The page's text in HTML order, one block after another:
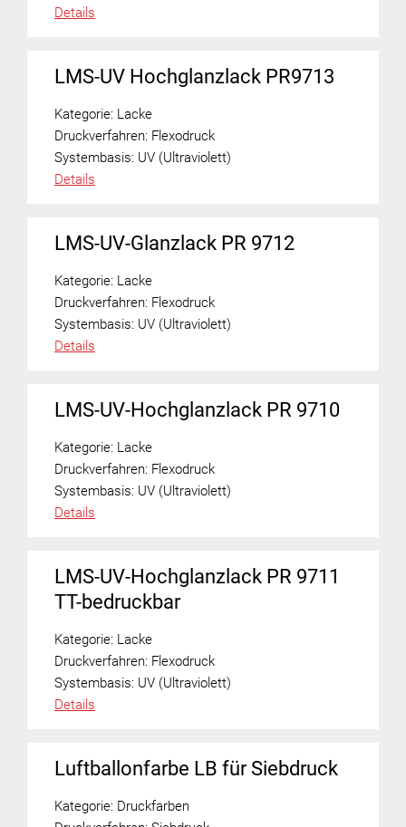
Details
LMS-UV Hochglanzlack PR9713
Kategorie: Lacke
Druckverfahren: Flexodruck
Systembasis: UV (Ultraviolett)
Details
LMS-UV-Glanzlack PR 9712
Kategorie: Lacke
Druckverfahren: Flexodruck
Systembasis: UV (Ultraviolett)
Details
LMS-UV-Hochglanzlack PR 9710
Kategorie: Lacke
Druckverfahren: Flexodruck
Systembasis: UV (Ultraviolett)
Details
LMS-UV-Hochglanzlack PR 9711
TT-bedruckbar
Kategorie: Lacke
Druckverfahren: Flexodruck
Systembasis: UV (Ultraviolett)
Details
Luftballonfarbe LB für Siebdruck
Kategorie: Druckfarben